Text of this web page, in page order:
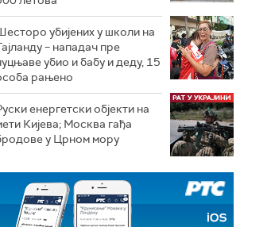
убијених у школи на
– нападач пре
убио и бабу и деду, 15
рањено
енергетски објекти на
Кијева; Москва гађа
у Црном мору